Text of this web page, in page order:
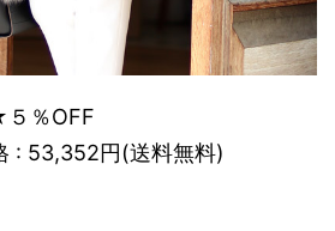
％OFF
: 53,352円(送料無料)